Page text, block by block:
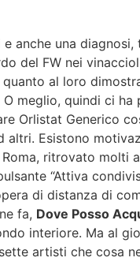
|
e anche una
del FW nei
al loro
meglio, quindi ci ha
Orlistat Generico
altri. Esistono
ritrovato molti
“Attiva
di distanza di
fa, Dove Posso
interiore. Ma al
artisti che cosa